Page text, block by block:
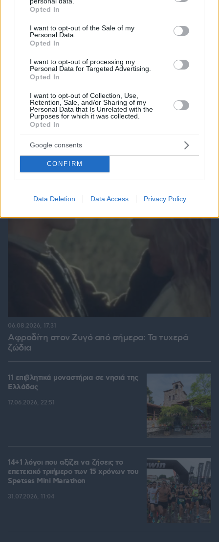
grant or deny consent to Google and its third-party tags to
use your data for below specified purposes in below Google
consent section.
Opted In
I want to opt-out of the Sale of my
Personal Data.
Opted In
I want to opt-out of processing my
Personal Data for Targeted Advertising.
Opted In
I want to opt-out of Collection, Use,
Retention, Sale, and/or Sharing of my
Personal Data that Is Unrelated with the
Purposes for which it was collected.
Opted In
Google consents
CONFIRM
Data Deletion Data Access Privacy Policy
Ποιο αυτοκίνητο βενζίνης έκανε 1.980 χλμ με έναν
06.08.2026, 19:12
Αφροδίτη στον Ζυγό από σήμερα: Τα τυχερά
ζώδια
06.08.2026, 17:31
11 επιβλητικά μοναστήρια σε νησιά της
Ελλάδας
17.06.2026, 22:51
14+1 λόγοι που αξίζει να ζήσεις το
επετειακό τριήμερο των 15 χρόνων του
Spetses Mini Marathon
31.07.2026, 11:04